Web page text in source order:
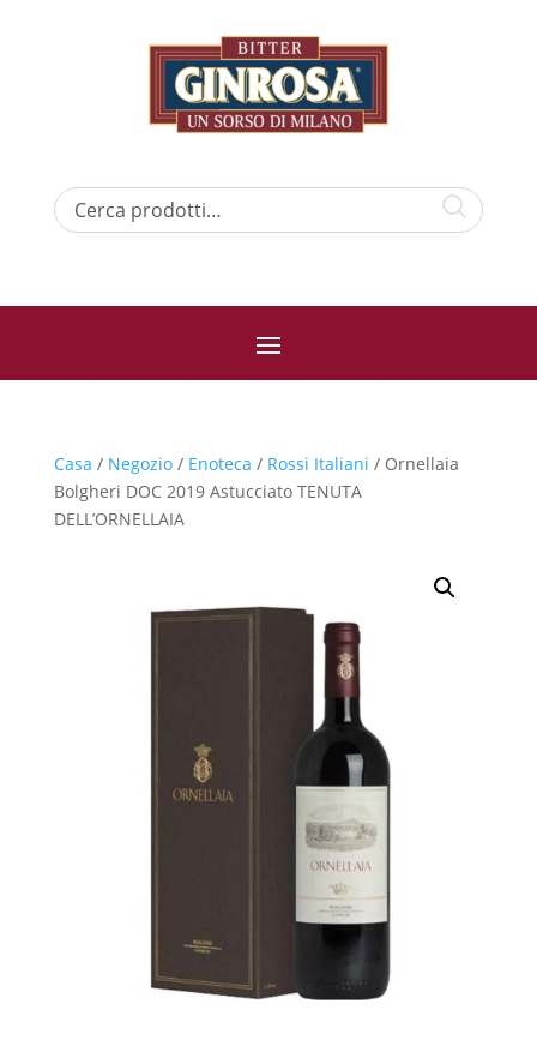
Casa / Negozio/ Enoteca / Rossi Italiani / Ornellaia
Bolgheri DOC 2019 Astucciato TENUTA
DELL’ORNELLAIA